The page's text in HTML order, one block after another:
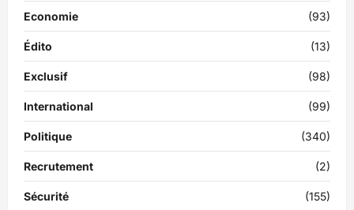
Economie (93)
Édito (13)
Exclusif (98)
International (99)
Politique (340)
Recrutement (2)
Sécurité (155)